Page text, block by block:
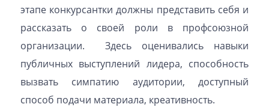
этапе конкурсантки должны представить себя и
рассказать о своей роли в профсоюзной
организации. Здесь оценивались навыки
публичных выступлений лидера, способность
вызвать симпатию аудитории, доступный
способ подачи материала, креативность.